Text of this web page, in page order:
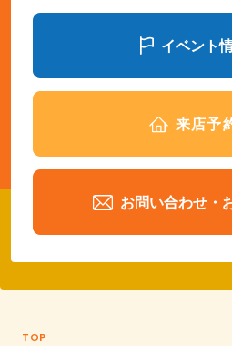
イベント
来店予
お問い合わせ・
TOP